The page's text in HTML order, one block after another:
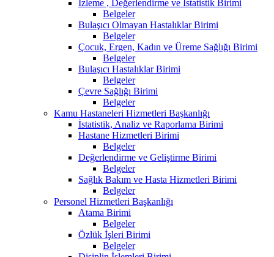
İzleme , Değerlendirme ve İstatistik Birimi
Belgeler
Bulaşıcı Olmayan Hastalıklar Birimi
Belgeler
Çocuk, Ergen, Kadın ve Üreme Sağlığı Birimi
Belgeler
Bulaşıcı Hastalıklar Birimi
Belgeler
Çevre Sağlığı Birimi
Belgeler
Kamu Hastaneleri Hizmetleri Başkanlığı
İstatistik, Analiz ve Raporlama Birimi
Hastane Hizmetleri Birimi
Belgeler
Değerlendirme ve Geliştirme Birimi
Belgeler
Sağlık Bakım ve Hasta Hizmetleri Birimi
Belgeler
Personel Hizmetleri Başkanlığı
Atama Birimi
Belgeler
Özlük İşleri Birimi
Belgeler